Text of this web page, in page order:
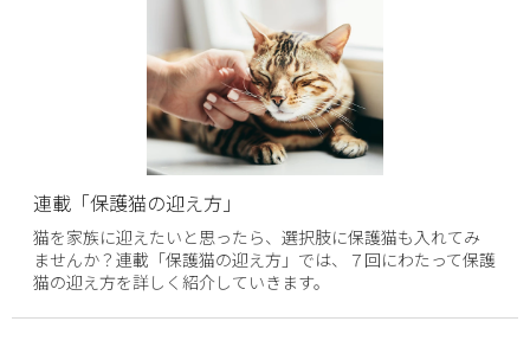
連載「保護猫の迎え方」
猫を家族に迎えたいと思ったら、選択肢に保護猫も入れてみ
ませんか？連載「保護猫の迎え方」では、７回にわたって保護
猫の迎え方を詳しく紹介していきます。